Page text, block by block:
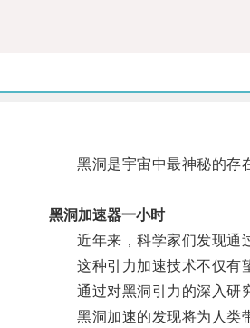
黑洞是宇宙中最神秘的存在
黑洞加速器一小时
近年来，科学家们发现通过
这种引力加速技术不仅有望
通过对黑洞引力的深入研究
黑洞加速的发现将为人类带